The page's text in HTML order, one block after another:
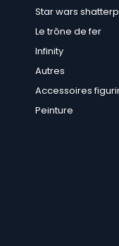
Star wars
Le trône de fer
Infinity
Autres
Accessoires
Peinture